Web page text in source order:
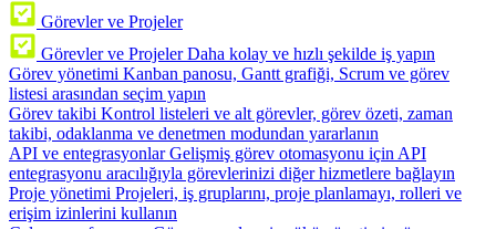
Görevler ve Projeler
Görevler ve Projeler Daha kolay ve hızlı şekilde iş yapın
Görev yönetimi Kanban panosu, Gantt grafiği, Scrum ve görev
listesi arasından seçim yapın
Görev takibi Kontrol listeleri ve alt görevler, görev özeti, zaman
takibi, odaklanma ve denetmen modundan yararlanın
API ve entegrasyonlar Gelişmiş görev otomasyonu için API
entegrasyonu aracılığıyla görevlerinizi diğer hizmetlere bağlayın
Proje yönetimi Projeleri, iş gruplarını, proje planlamayı, rolleri ve
erişim izinlerini kullanın